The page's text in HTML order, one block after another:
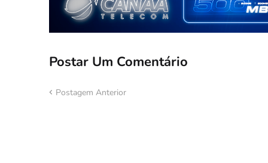
Postar Um Comentário
Postagem Anterior